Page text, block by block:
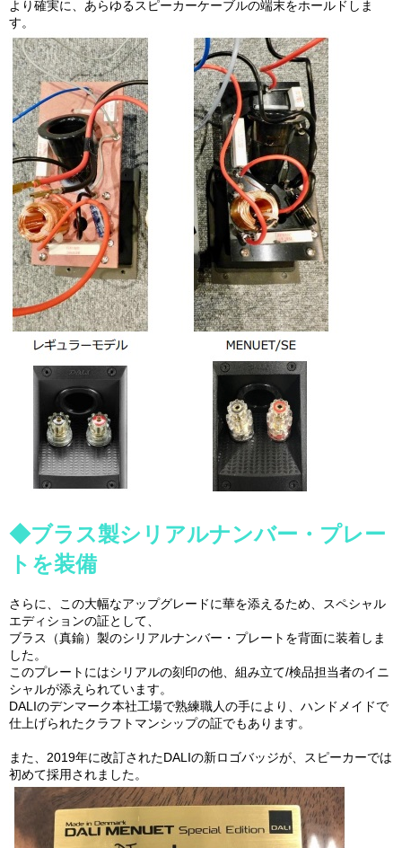
より確実に、あらゆるスピーカーケーブルの端末をホールドしま
す。
◆ブラス製シリアルナンバー・プレー
トを装備
さらに、この大幅なアップグレードに華を添えるため、スペシャル
エディションの証として、
ブラス（真鍮）製のシリアルナンバー・プレートを背面に装着しま
した。
このプレートにはシリアルの刻印の他、組み立て/検品担当者のイニ
シャルが添えられています。
DALIのデンマーク本社工場で熟練職人の手により、ハンドメイドで
仕上げられたクラフトマンシップの証でもあります。
また、2019年に改訂されたDALIの新ロゴバッジが、スピーカーでは
初めて採用されました。